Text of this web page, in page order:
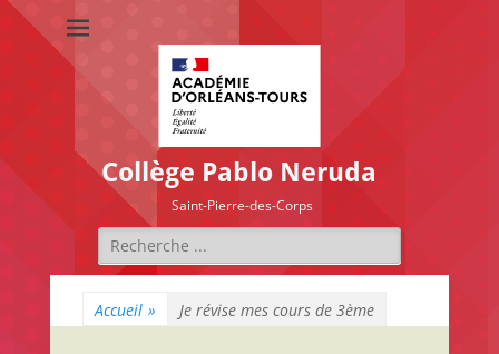
Collège Pablo Neruda
Saint-Pierre-des-Corps
Accueil » Je révise mes cours de 3ème